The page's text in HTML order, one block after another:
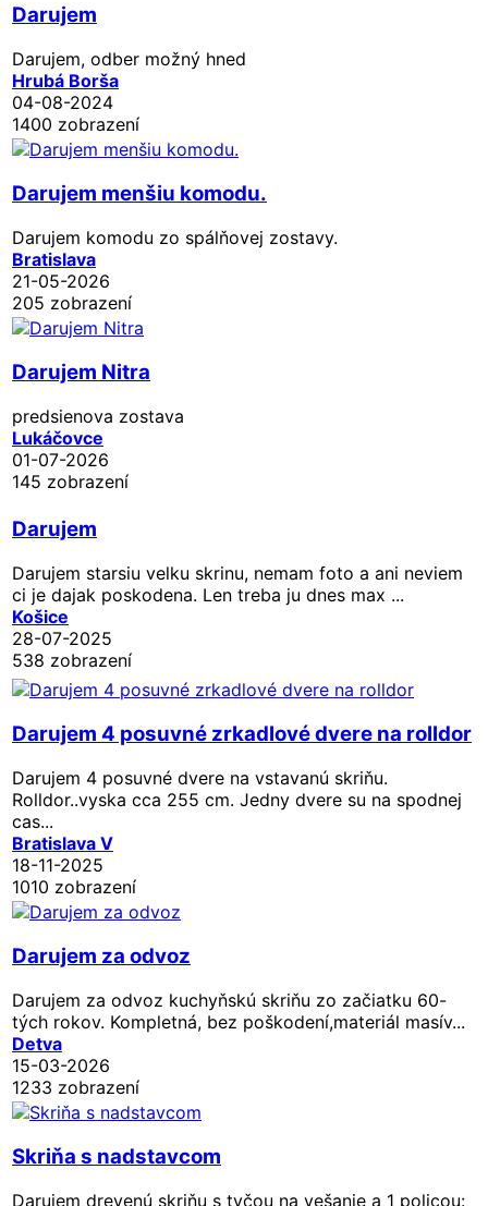
Darujem
Darujem, odber možný hned
Hrubá Borša
04-08-2024
1400 zobrazení
Darujem menšiu komodu.
Darujem komodu zo spálňovej zostavy.
Bratislava
21-05-2026
205 zobrazení
Darujem Nitra
predsienova zostava
Lukáčovce
01-07-2026
145 zobrazení
Darujem
Darujem starsiu velku skrinu, nemam foto a ani neviem
ci je dajak poskodena. Len treba ju dnes max ...
Košice
28-07-2025
538 zobrazení
Darujem 4 posuvné zrkadlové dvere na rolldor
Darujem 4 posuvné dvere na vstavanú skriňu.
Rolldor..vyska cca 255 cm. Jedny dvere su na spodnej
cas...
Bratislava V
18-11-2025
1010 zobrazení
Darujem za odvoz
Darujem za odvoz kuchyňskú skriňu zo začiatku 60-
tých rokov. Kompletná, bez poškodení,materiál masív...
Detva
15-03-2026
1233 zobrazení
Skriňa s nadstavcom
Darujem drevenú skriňu s tyčou na vešanie a 1 policou: